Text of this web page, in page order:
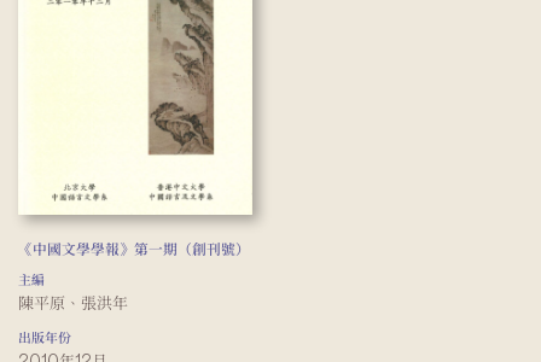
《中國文學學報》第一期（創刊號）
主編
陳平原、張洪年
出版年份